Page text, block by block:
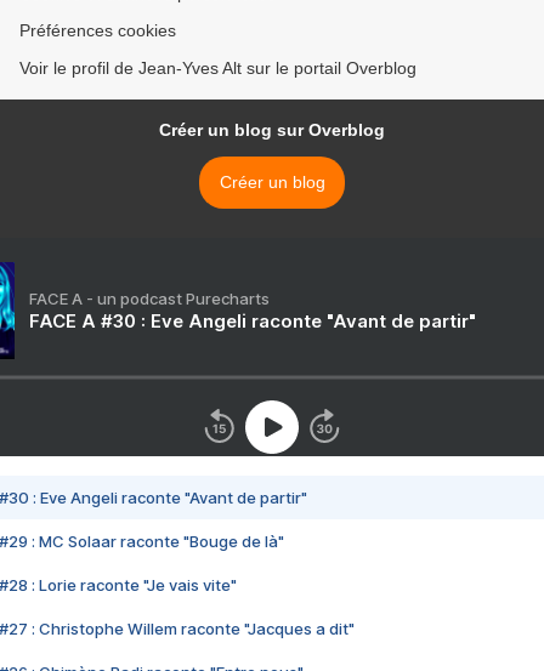
Préférences cookies
Voir le profil de Jean-Yves Alt sur le portail Overblog
Créer un blog sur Overblog
Créer un blog
FACE A - un podcast Purecharts
FACE A #30 : Eve Angeli raconte "Avant de partir"
#30 : Eve Angeli raconte "Avant de partir"
#29 : MC Solaar raconte "Bouge de là"
#28 : Lorie raconte "Je vais vite"
#27 : Christophe Willem raconte "Jacques a dit"